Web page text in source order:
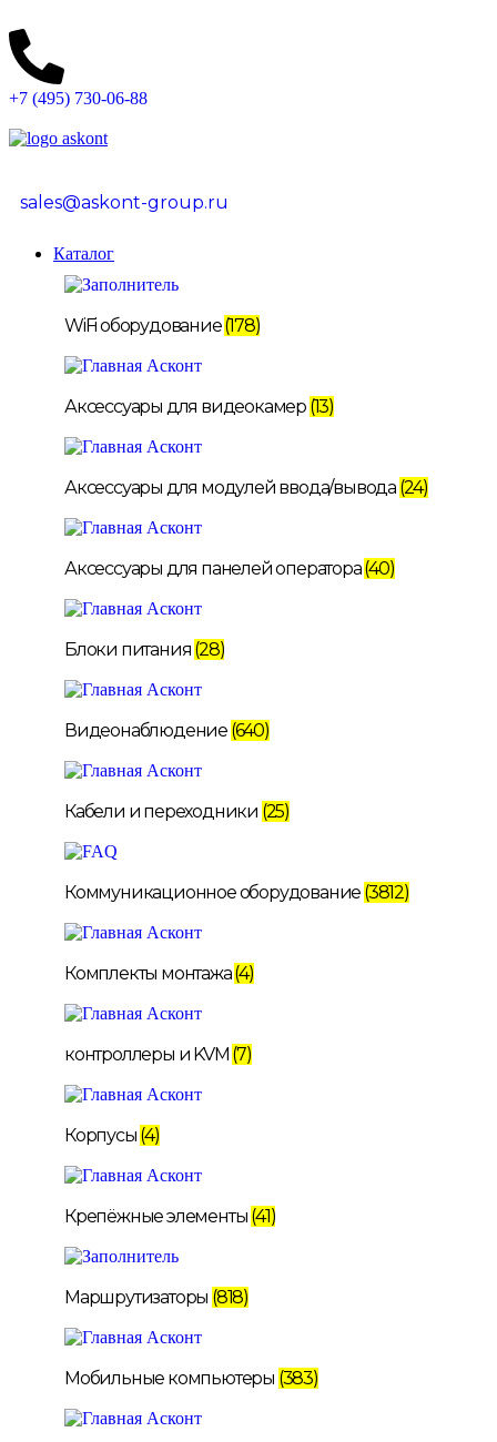
+7 (495) 730-06-88
sales@askont-group.ru
Каталог
WiFi оборудование(178)
Аксессуары для видеокамер (13)
Аксессуары для модулей ввода/вывода (24)
Аксессуары для панелей оператора(40)
Блоки питания (28)
Видеонаблюдение (640)
Кабели и переходники (25)
Коммуникационное оборудование (3812)
Комплекты монтажа(4)
контроллеры и KVM (7)
Корпусы (4)
Крепёжные элементы (41)
Маршрутизаторы (818)
Мобильные компьютеры (383)